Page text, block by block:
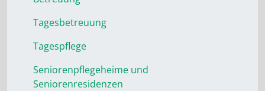
Tagesbetreuung
Tagespflege
Seniorenpflegeheime und
Seniorenresidenzen